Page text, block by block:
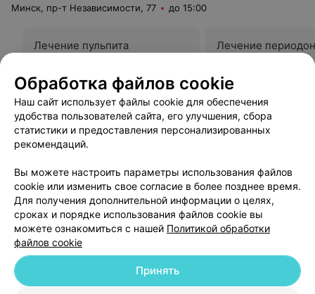
Минск, пр-т Независимости, 77 до 15:00
Лечение пульпита
Лечение
Отзыв. Отличная стоматология. Спасибо всем врачам и
персоналу. Лечусь всей семьей уже 15 лет. И всем
рекомендую!
Добавить компанию
Обработка файлов cookie
Наш сайт использует файлы cookie для обеспечения
удобства пользователей сайта, его улучшения, сбора
статистики и предоставления персонализированных
рекомендаций.
Вы можете настроить параметры использования файлов
cookie или изменить свое согласие в более позднее время.
Для получения дополнительной информации о целях,
сроках и порядке использования файлов cookie вы
можете ознакомиться с нашей Политикой обработки
файлов cookie
Принять